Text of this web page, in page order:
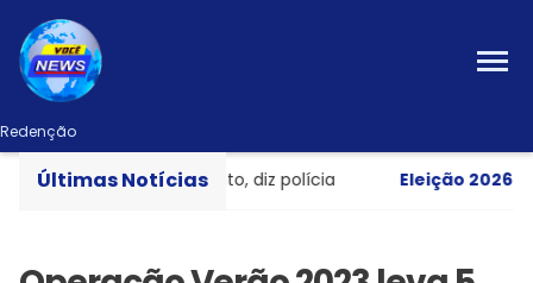
Redenção
Últimas Notícias
em apartamento, diz polícia Eleição 2026-